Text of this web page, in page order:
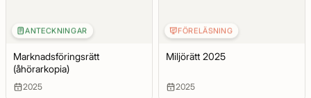
ANTECKNINGAR
Marknadsföringsrätt
(åhörarkopia)
2025
FÖRELÄSNING
Miljörätt 2025
2025